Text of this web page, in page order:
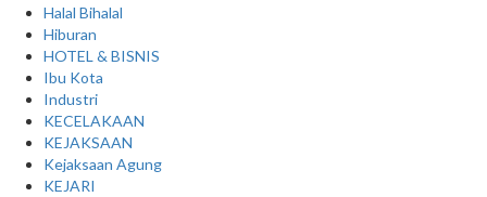
Halal Bihalal
Hiburan
HOTEL & BISNIS
Ibu Kota
Industri
KECELAKAAN
KEJAKSAAN
Kejaksaan Agung
KEJARI